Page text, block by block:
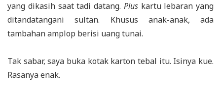
yang dikasih saat tadi datang. Pluskartu lebaran yang
ditandatangani sultan. Khusus anak-anak, ada
tambahan amplop berisi uang tunai.
Tak sabar, saya buka kotak karton tebal itu. Isinya kue.
Rasanya enak.